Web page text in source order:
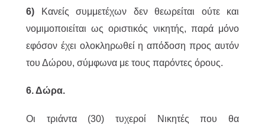
6) Κανείς συμμετέχων δεν θεωρείται ούτε και
νομιμοποιείται ως οριστικός νικητής, παρά μόνο
εφόσον έχει ολοκληρωθεί η απόδοση προς αυτόν
του Δώρου, σύμφωνα με τους παρόντες όρους.
6. Δώρα.
Οι τριάντα (30) τυχεροί Νικητές που θα